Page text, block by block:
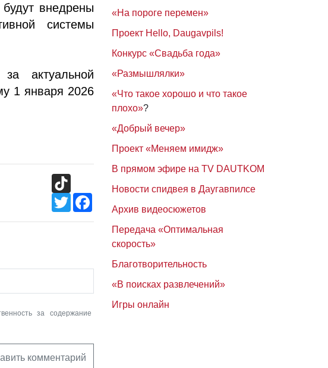
будут внедрены
системы
актуальной
1 января 2026
TikTok
TwitterFacebook
за содержание
комментарий
«На пороге перемен»
Проект Hello, Daugavpils!
Конкурс «Свадьба года»
«Размышлялки»
«Что такое хорошо и что такое
плохо»?
«Добрый вечер»
Проект «Меняем имидж»
В прямом эфире на TV DAUTKOM
Новости спидвея в Даугавпилсе
Архив видеосюжетов
Передача «Оптимальная
скорость»
Благотворительность
«В поисках развлечений»
Игры онлайн